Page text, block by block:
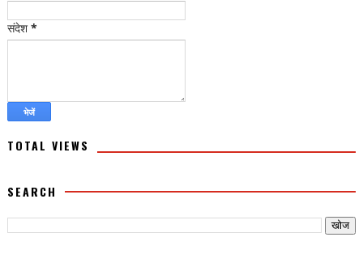
संदेश *
TOTAL VIEWS
SEARCH